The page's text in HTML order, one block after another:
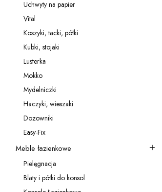
Kategoria - Uchwyty na papier
Uchwyty na papier
Kategoria - Vital
Vital
Kategoria - Koszyki, tacki, półki
Koszyki, tacki, półki
Kategoria - Kubki, stojaki
Kubki, stojaki
Kategoria - Lusterka
Lusterka
Kategoria - Mokko
Mokko
Kategoria - Mydelniczki
Mydelniczki
Kategoria - Haczyki, wieszaki
Haczyki, wieszaki
Kategoria - Dozowniki
Dozowniki
Kategoria - Easy-Fix
Easy-Fix
Kategoria - Meble łazienkowe
Meble łazienkowe
Kategoria - Pielęgnacja
Pielęgnacja
Kategoria - Blaty i półki do konsol
Blaty i półki do konsol